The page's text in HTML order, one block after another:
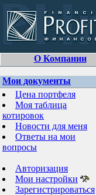
О Компании
Мои документы
Цена портфеля
Моя таблица
котировок
Новости для меня
Ответы на мои
вопросы
Авторизация
Мои настройки
Зарегистрироваться